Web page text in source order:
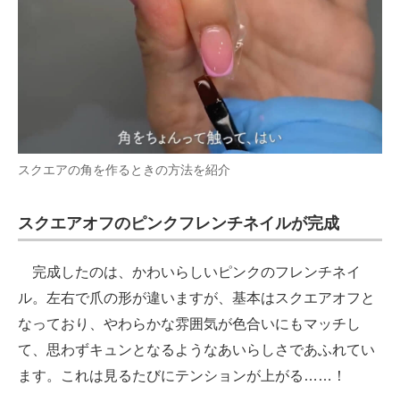
スクエアの角を作るときの方法を紹介
スクエアオフのピンクフレンチネイルが完成
完成したのは、かわいらしいピンクのフレンチネイ
ル。左右で爪の形が違いますが、基本はスクエアオフと
なっており、やわらかな雰囲気が色合いにもマッチし
て、思わずキュンとなるようなあいらしさであふれてい
ます。これは見るたびにテンションが上がる……！